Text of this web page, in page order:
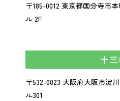
〒185-0012 東京都国分寺市
ル 2F
十
〒532-0023 大阪府大阪市淀
ル301